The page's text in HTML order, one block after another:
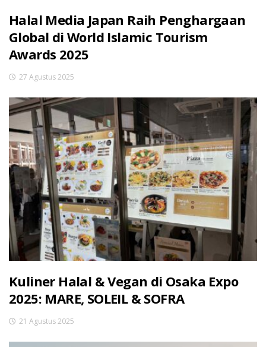
Halal Media Japan Raih Penghargaan
Global di World Islamic Tourism
Awards 2025
27 Agustus 2025
Kuliner Halal & Vegan di Osaka Expo
2025: MARE, SOLEIL & SOFRA
21 Agustus 2025